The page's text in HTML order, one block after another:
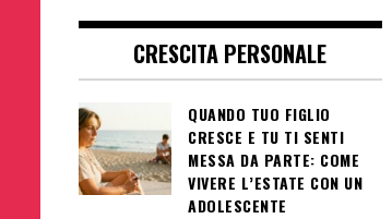
CRESCITA PERSONALE
QUANDO TUO FIGLIO
CRESCE E TU TI SENTI
MESSA DA PARTE: COME
VIVERE L’ESTATE CON UN
ADOLESCENTE